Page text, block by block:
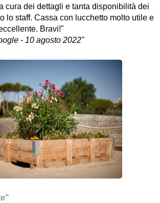
cura dei dettagli e tanta disponibilità dei
lo staff. Cassa con lucchetto molto utile e
Bravi!"
- 10 agosto 2022"